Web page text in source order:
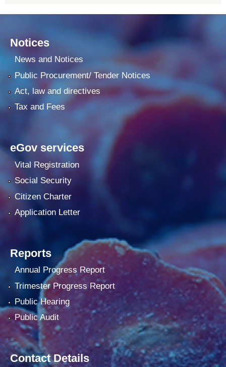
Notices
News and Notices
Public Procurement/ Tender Notices
Act, law and directives
Tax and Fees
eGov services
Vital Registration
Social Security
Citizen Charter
Application Letter
Reports
Annual Progress Report
Trimester Progress Report
Public Hearing
Public Audit
Contact Details